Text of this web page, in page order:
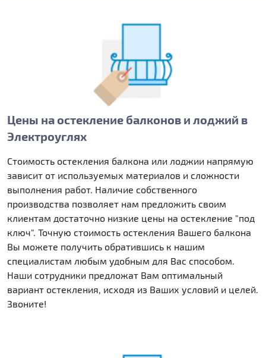
Цены на остекление балконов и лоджий в
Электроуглях
Стоимость остекления балкона или лоджии напрямую
зависит от используемых материалов и сложности
выполнения работ. Наличие собственного
производства позволяет нам предложить своим
клиентам достаточно низкие цены на остекление "под
ключ". Точную стоимость остекления Вашего балкона
Вы можете получить обратившись к нашим
специалистам любым удобным для Вас способом.
Наши сотрудники предложат Вам оптимальный
вариант остекления, исходя из Ваших условий и целей.
Звоните!